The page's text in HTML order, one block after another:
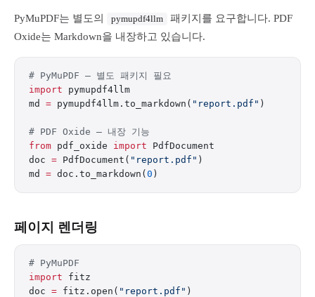
PyMuPDF는 별도의 pymupdf4llm
패키지를 요구합니다. PDF
Oxide는 Markdown을 내장하고 있습니다.
# PyMuPDF — 별도 패키지 필요
import pymupdf4llm
md = pymupdf4llm.to_markdown( "report.pdf" )
# PDF Oxide — 내장 기능
from pdf_oxide import PdfDocument
doc = PdfDocument( "report.pdf" )
md = doc.to_markdown( 0 )
페이지 렌더링
# PyMuPDF
import fitz
doc = fitz.open( "report.pdf" )